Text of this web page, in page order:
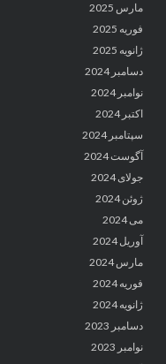
مارس 2025
فوریه 2025
ژانویه 2025
دسامبر 2024
نوامبر 2024
اکتبر 2024
سپتامبر 2024
آگوست 2024
جولای 2024
ژوئن 2024
می 2024
آوریل 2024
مارس 2024
فوریه 2024
ژانویه 2024
دسامبر 2023
نوامبر 2023